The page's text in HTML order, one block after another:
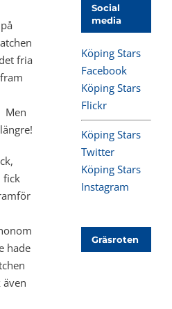
fria
Men
fick
hade
Social
media
Köping Stars
Facebook
Köping Stars
Flickr
Köping Stars
Twitter
Köping Stars
Instagram
Gräsroten